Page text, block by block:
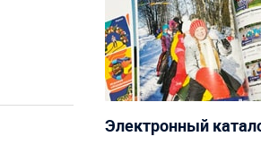
Электронный